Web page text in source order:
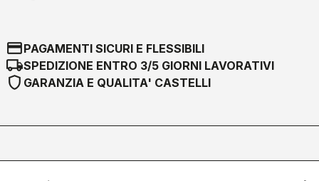
credit_cardPAGAMENTI SICURI E FLESSIBILI
local_shippingSPEDIZIONE ENTRO 3/5 GIORNI LAVORATIVI
shield GARANZIA E QUALITA' CASTELLI